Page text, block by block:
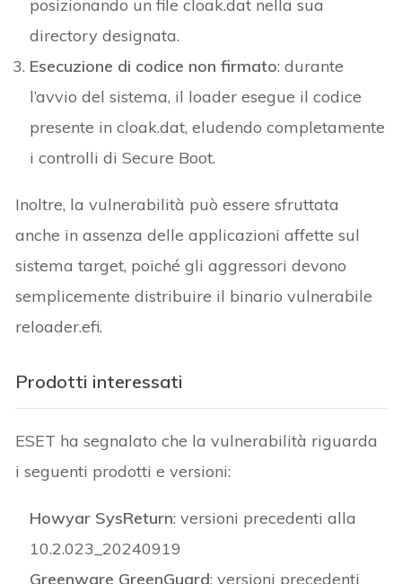
posizionando un file cloak.dat nella sua
directory designata.
Esecuzione di codice non firmato: durante
l’avvio del sistema, il loader esegue il codice
presente in cloak.dat, eludendo completamente
i controlli di Secure Boot.
Inoltre, la vulnerabilità può essere sfruttata
anche in assenza delle applicazioni affette sul
sistema target, poiché gli aggressori devono
semplicemente distribuire il binario vulnerabile
reloader.efi.
Prodotti interessati
ESET ha segnalato che la vulnerabilità riguarda
i seguenti prodotti e versioni:
Howyar SysReturn: versioni precedenti alla
10.2.023_20240919
Greenware GreenGuard: versioni precedenti